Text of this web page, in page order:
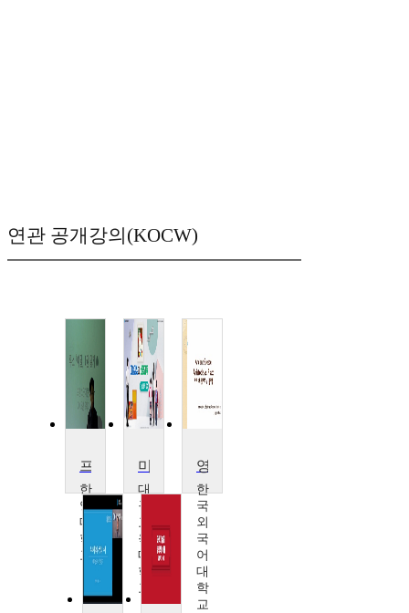
연관 공개강의(KOCW)
한
양
대
학
교
훈
대
구
교
육
대
학
교
이
한
국
외
국
어
대
학
교